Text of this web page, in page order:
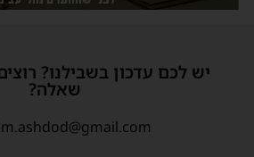
יש לכם עדכון בשבילנו?
שאלה?